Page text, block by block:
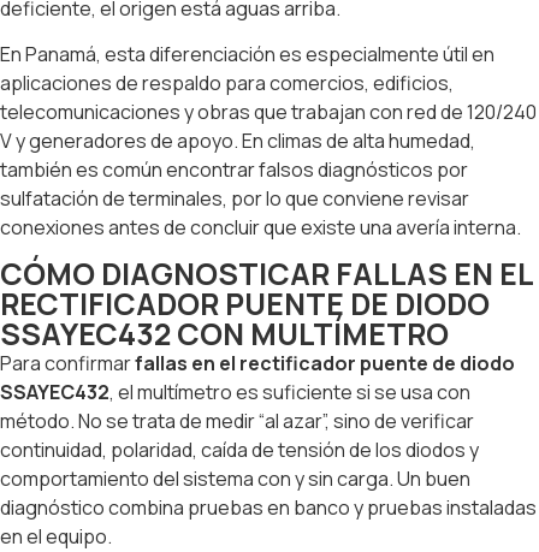
deficiente, el origen está aguas arriba.
En Panamá, esta diferenciación es especialmente útil en
aplicaciones de respaldo para comercios, edificios,
telecomunicaciones y obras que trabajan con red de 120/240
V y generadores de apoyo. En climas de alta humedad,
también es común encontrar falsos diagnósticos por
sulfatación de terminales, por lo que conviene revisar
conexiones antes de concluir que existe una avería interna.
CÓMO DIAGNOSTICAR FALLAS EN EL
RECTIFICADOR PUENTE DE DIODO
SSAYEC432 CON MULTÍMETRO
Para confirmarfallas en el rectificador puente de diodo
SSAYEC432, el multímetro es suficiente si se usa con
método. No se trata de medir “al azar”, sino de verificar
continuidad, polaridad, caída de tensión de los diodos y
comportamiento del sistema con y sin carga. Un buen
diagnóstico combina pruebas en banco y pruebas instaladas
en el equipo.